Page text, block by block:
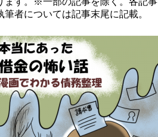
筆者については記事末尾に記載。